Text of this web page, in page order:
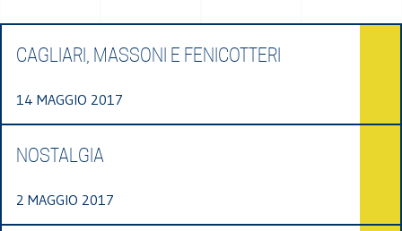
CAGLIARI, MASSONI E FENICOTTERI
14 MAGGIO 2017
NOSTALGIA
2 MAGGIO 2017